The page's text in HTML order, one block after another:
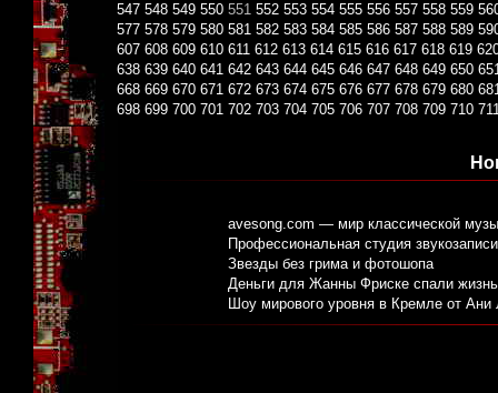
547 548 549 550 551 552 553 554 555 556 557 558 559
577 578 579 580 581 582 583 584 585 586 587 588 589
607 608 609 610 611 612 613 614 615 616 617 618 619
638 639 640 641 642 643 644 645 646 647 648 649 650
668 669 670 671 672 673 674 675 676 677 678 679 680
698 699 700 701 702 703 704 705 706 707 708 709 710
avesong.com — мир классической
Профессиональная студия
Звезды без грима и фотошопа
Деньги для Жанны Фриске спали
Шоу мирового уровня в Кремле от Ани